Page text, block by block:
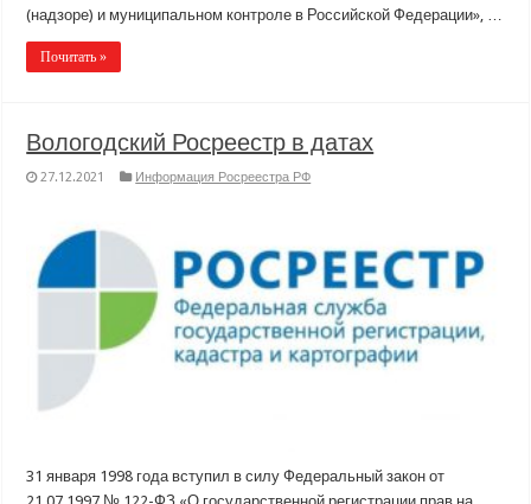
(надзоре) и муниципальном контроле в Российской Федерации», …
Почитать »
Вологодский Росреестр в датах
27.12.2021 Информация Росреестра РФ
31 января 1998 года вступил в силу Федеральный закон от